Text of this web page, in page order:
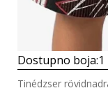
Dostupno boja:1
Tinédzser